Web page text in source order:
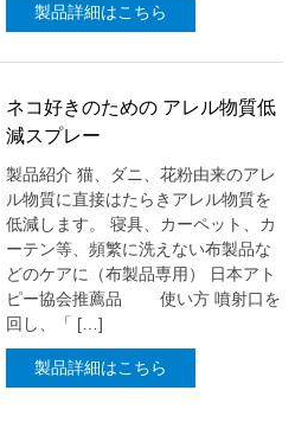
製品詳細はこちら
ネコ好きのための アレル物質低
減スプレー
製品紹介 猫、ダニ、花粉由来のアレ
ル物質に直接はたらきアレル物質を
低減します。 寝具、カーペット、カ
ーテン等、頻繁に洗えない布製品な
どのケアに（布製品専用） 日本アト
ピー協会推薦品 使い方 噴射口を
回し、「 […]
製品詳細はこちら